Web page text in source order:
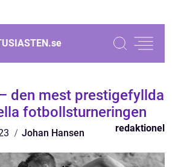
se
den mest prestigefyllda
fotbollsturneringen
Johan Hansen redaktionel